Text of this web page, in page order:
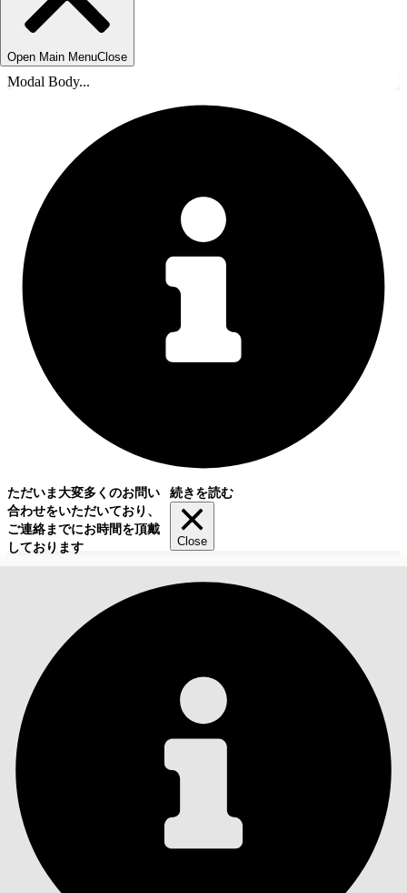
Open Main MenuClose
Modal Body...
ただいま大変多くのお問い
合わせをいただいており、
ご連絡までにお時間を頂戴
しております
続きを読む
Close
目次